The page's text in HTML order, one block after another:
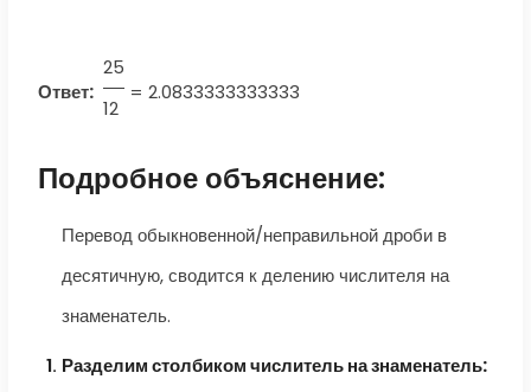
Ответ:
25
12
= 2.0833333333333
Подробное объяснение:
Перевод обыкновенной/неправильной дроби в
десятичную, сводится к делению числителя на
знаменатель.
Разделим столбиком числитель на знаменатель: